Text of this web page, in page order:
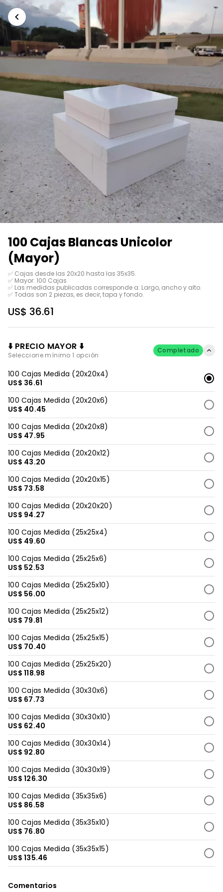
100 Cajas Blancas Unicolor
(Mayor)
✅ Cajas desde las 20x20 hasta las 35x35.
✅ Mayor: 100 Cajas
✅ Las medidas publicadas corresponde a: Largo, ancho y alto.
✅ Todas son 2 piezas, es decir, tapa y fondo.
US$ 36.61
⬇️ PRECIO MAYOR ⬇️
Seleccione mínimo 1 opción
Completado
100 Cajas Medida (20x20x4)
US$ 36.61
100 Cajas Medida (20x20x6)
US$ 40.45
100 Cajas Medida (20x20x8)
US$ 47.95
100 Cajas Medida (20x20x12)
US$ 43.20
100 Cajas Medida (20x20x15)
US$ 73.58
100 Cajas Medida (20x20x20)
US$ 94.27
100 Cajas Medida (25x25x4)
US$ 49.60
100 Cajas Medida (25x25x6)
US$ 52.53
100 Cajas Medida (25x25x10)
US$ 56.00
100 Cajas Medida (25x25x12)
US$ 79.81
100 Cajas Medida (25x25x15)
US$ 70.40
100 Cajas Medida (25x25x20)
US$ 118.98
100 Cajas Medida (30x30x6)
US$ 67.73
100 Cajas Medida (30x30x10)
US$ 62.40
100 Cajas Medida (30x30x14)
US$ 92.80
100 Cajas Medida (30x30x19)
US$ 126.30
100 Cajas Medida (35x35x6)
US$ 86.58
100 Cajas Medida (35x35x10)
US$ 76.80
100 Cajas Medida (35x35x15)
US$ 135.46
Comentarios